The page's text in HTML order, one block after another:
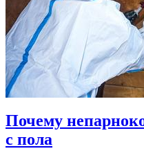
Почему
с пола